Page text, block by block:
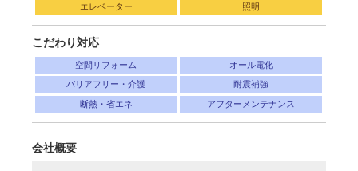
エレベーター 照明
こだわり対応
空間リフォーム オール電化
バリアフリー・介護 耐震補強
断熱・省エネ アフターメンテナンス
会社概要